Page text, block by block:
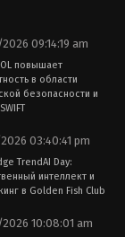
09:14:19 am
повышает
в области
безопасности и
03:40:41 pm
TrendAI Day:
интеллект и
в Golden Fish Club
10:08:01 am